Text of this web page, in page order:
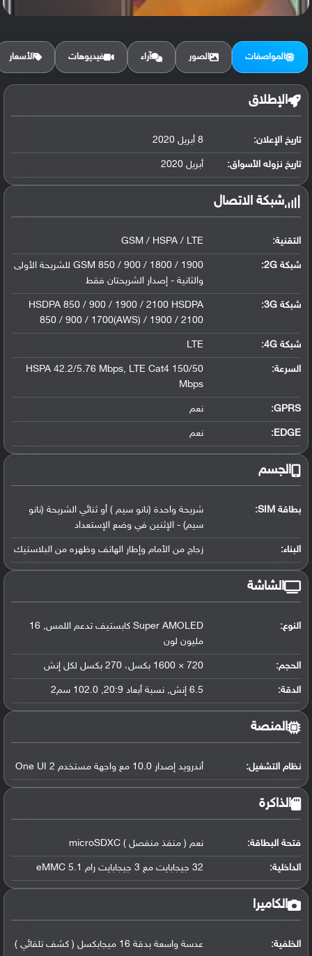
الكاميرا الأساسية:
المواصفات الصور آراء فيديوهات الأسعار
الإطلاق
تاريخ الإعلان: 8 أبريل 2020
تاريخ نزوله الأسواق: أبريل 2020
شبكة الاتصال
التقنية: GSM / HSPA / LTE
شبكة 2G:
GSM 850 / 900 / 1800 / 1900 للشريحة الأولى
والثانية - إصدار الشريحتان فقط
شبكة 3G :
HSDPA 850 / 900 / 1900 / 2100 HSDPA
850 / 900 / 1700(AWS) / 1900 / 2100
شبكة 4G :
LTE
السرعة:
HSPA 42.2/5.76 Mbps, LTE Cat4 150/50
Mbps
GPRS: نعم
EDGE: نعم
الجسم
بطاقة SIM:
شريحة واحدة (نانو سيم ) أو ثنائي الشريحة (نانو
سيم) - الإثنين في وضع الإستعداد
البناء: زجاج من الأمام وإطار الهاتف وظهره من البلاستيك
الشاشة
النوع:
Super AMOLED كابستيف تدعم اللمس, 16
مليون لون
الحجم: 720 × 1600 بكسل، 270 بكسل لكل إنش
الدقة: 6.5 إنش, نسبة أبعاد 20:9, 102.0 سم2
المنصة
نظام التشغيل: أندرويد إصدار 10.0 مع واجهة مستخدم One UI 2
الذاكرة
فتحة البطاقة: نعم ( منفذ منفصل ) microSDXC
الداخلية: 32 جيجابايت مع 3 جيجابايت رام eMMC 5.1
الكاميرا
الخلفية: عدسة واسعة بدقة 16 ميجابكسل ( كشف تلقائي )